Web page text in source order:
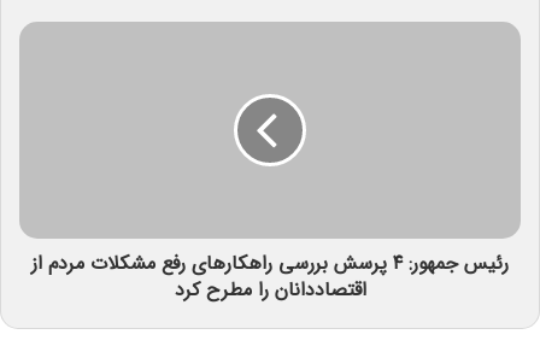
رئیس جمهور: ۴ پرسش بررسی راهکارهای رفع مشکلات مردم از
اقتصاددانان را مطرح کرد